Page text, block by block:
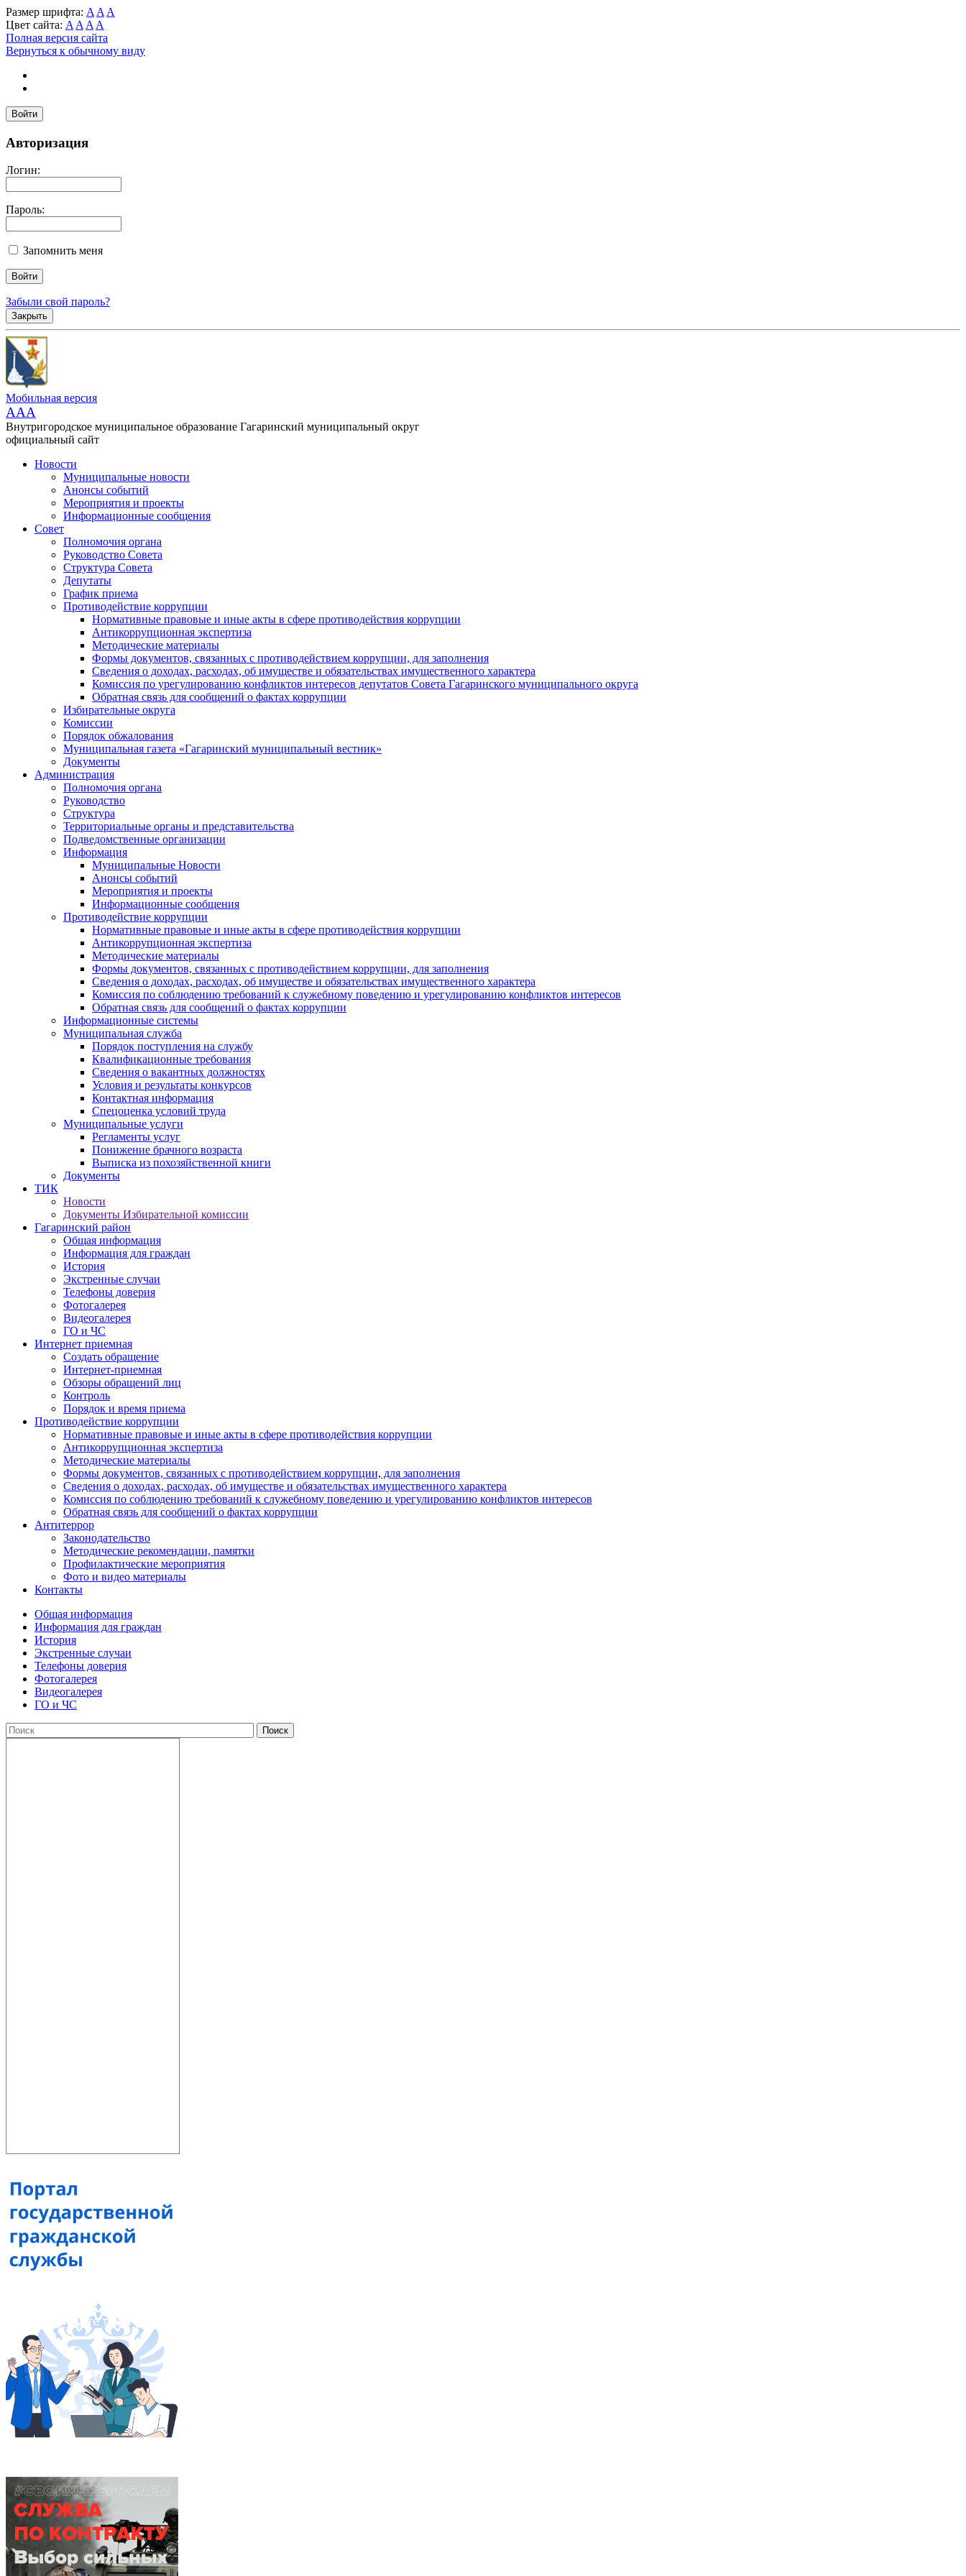
Размер шрифта: A A A
Цвет сайта: A A A A
Полная версия сайта
Вернуться к обычному виду
Войти
Авторизация
Логин:
Пароль:
Запомнить меня
Забыли свой пароль?
Закрыть
Мобильная версия
AAA
Внутригородское муниципальное образование Гагаринский муниципальный округ
официальный сайт
Новости
Муниципальные новости
Анонсы событий
Мероприятия и проекты
Информационные сообщения
Совет
Полномочия органа
Руководство Совета
Структура Совета
Депутаты
График приема
Противодействие коррупции
Нормативные правовые и иные акты в сфере противодействия коррупции
Антикоррупционная экспертиза
Методические материалы
Формы документов, связанных с противодействием коррупции, для заполнения
Сведения о доходах, расходах, об имуществе и обязательствах имущественного характера
Комиссия по урегулированию конфликтов интересов депутатов Совета Гагаринского муниципального округа
Обратная связь для сообщений о фактах коррупции
Избирательные округа
Комиссии
Порядок обжалования
Муниципальная газета «Гагаринский муниципальный вестник»
Документы
Администрация
Полномочия органа
Руководство
Структура
Территориальные органы и представительства
Подведомственные организации
Информация
Муниципальные Новости
Анонсы событий
Мероприятия и проекты
Информационные сообщения
Противодействие коррупции
Нормативные правовые и иные акты в сфере противодействия коррупции
Антикоррупционная экспертиза
Методические материалы
Формы документов, связанных с противодействием коррупции, для заполнения
Сведения о доходах, расходах, об имуществе и обязательствах имущественного характера
Комиссия по соблюдению требований к служебному поведению и урегулированию конфликтов интересов
Обратная связь для сообщений о фактах коррупции
Информационные системы
Муниципальная служба
Порядок поступления на службу
Квалификационные требования
Сведения о вакантных должностях
Условия и результаты конкурсов
Контактная информация
Спецоценка условий труда
Муниципальные услуги
Регламенты услуг
Понижение брачного возраста
Выписка из похозяйственной книги
Документы
ТИК
Новости
Документы Избирательной комиссии
Гагаринский район
Общая информация
Информация для граждан
История
Экстренные случаи
Телефоны доверия
Фотогалерея
Видеогалерея
ГО и ЧС
Интернет приемная
Создать обращение
Интернет-приемная
Обзоры обращений лиц
Контроль
Порядок и время приема
Противодействие коррупции
Нормативные правовые и иные акты в сфере противодействия коррупции
Антикоррупционная экспертиза
Методические материалы
Формы документов, связанных с противодействием коррупции, для заполнения
Сведения о доходах, расходах, об имуществе и обязательствах имущественного характера
Комиссия по соблюдению требований к служебному поведению и урегулированию конфликтов интересов
Обратная связь для сообщений о фактах коррупции
Антитеррор
Законодательство
Методические рекомендации, памятки
Профилактические мероприятия
Фото и видео материалы
Контакты
Общая информация
Информация для граждан
История
Экстренные случаи
Телефоны доверия
Фотогалерея
Видеогалерея
ГО и ЧС